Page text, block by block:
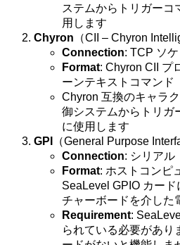
ステムからトリガーコ
用します
Chyron （CII – Chyron
Connection: TCP ソケ
Format: Chyron CII プ
ーンテキストコマンド
Chyron 互換のキャラ
御システムからトリガ
に使用します
GPI
（General Purpose
Connection: シリアル
Format: ホストコンピ
SeaLevel GPIO カー
チャーボードを介した
Requirement:
られている必要があり